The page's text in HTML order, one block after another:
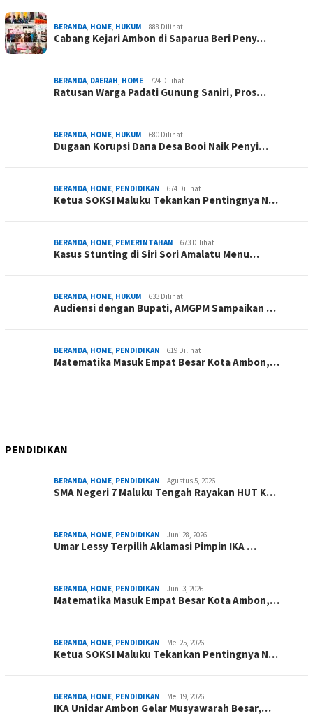
BERANDA, HOME, HUKUM 888 Dilihat
Cabang Kejari Ambon di Saparua Beri Peny…
BERANDA, DAERAH, HOME 724 Dilihat
Ratusan Warga Padati Gunung Saniri, Pros…
BERANDA, HOME, HUKUM 680 Dilihat
Dugaan Korupsi Dana Desa Booi Naik Penyi…
BERANDA, HOME, PENDIDIKAN 674 Dilihat
Ketua SOKSI Maluku Tekankan Pentingnya N…
BERANDA, HOME, PEMERINTAHAN 673 Dilihat
Kasus Stunting di Siri Sori Amalatu Menu…
BERANDA, HOME, HUKUM 633 Dilihat
Audiensi dengan Bupati, AMGPM Sampaikan …
BERANDA, HOME, PENDIDIKAN 619 Dilihat
Matematika Masuk Empat Besar Kota Ambon,…
PENDIDIKAN
BERANDA, HOME, PENDIDIKAN Agustus 5, 2026
SMA Negeri 7 Maluku Tengah Rayakan HUT K…
BERANDA, HOME, PENDIDIKAN Juni 28, 2026
Umar Lessy Terpilih Aklamasi Pimpin IKA …
BERANDA, HOME, PENDIDIKAN Juni 3, 2026
Matematika Masuk Empat Besar Kota Ambon,…
BERANDA, HOME, PENDIDIKAN Mei 25, 2026
Ketua SOKSI Maluku Tekankan Pentingnya N…
BERANDA, HOME, PENDIDIKAN Mei 19, 2026
IKA Unidar Ambon Gelar Musyawarah Besar,…